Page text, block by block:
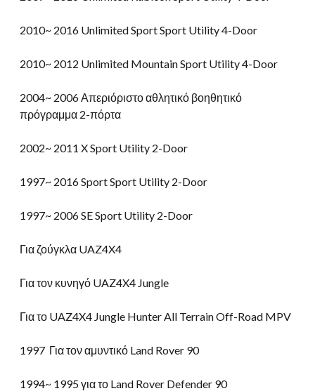
2010~ 2016 Unlimited Sport Sport Utility 4-Door
2010~ 2012 Unlimited Mountain Sport Utility 4-Door
2004~ 2006 Απεριόριστο αθλητικό βοηθητικό
πρόγραμμα 2-πόρτα
2002~ 2011 X Sport Utility 2-Door
1997~ 2016 Sport Sport Utility 2-Door
1997~ 2006 SE Sport Utility 2-Door
Για ζούγκλα UAZ4X4
Για τον κυνηγό UAZ4X4 Jungle
Για το UAZ4X4 Jungle Hunter All Terrain Off-Road MPV
1997 Για τον αμυντικό Land Rover 90
1994~ 1995 για το Land Rover Defender 90